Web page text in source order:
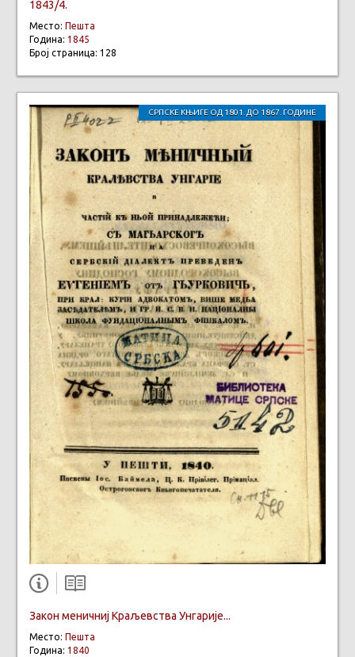
1843/4.
Место: Пешта
Година: 1845
Број страница: 128
СРПСКЕ КЊИГЕ ОД 1801. ДО 1867. ГОДИНЕ
Закон меничниј Краљевства Унгарије...
Место: Пешта
Година: 1840